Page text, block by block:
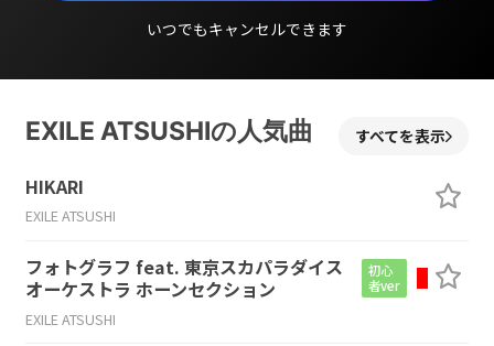
いつでもキャンセルできます
EXILE ATSUSHIの人気曲 すべてを表示
HIKARI
EXILE ATSUSHI
フォトグラフ feat. 東京スカパラダイス
オーケストラ ホーンセクション
初心
者ver
EXILE ATSUSHI